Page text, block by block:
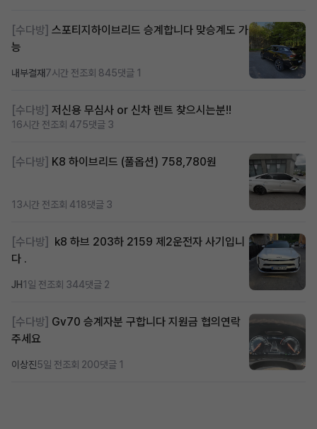
[수다방] 스포티지하이브리드 승계합니다 맞승계도 가
능
내부결재7시간 전조회 845댓글 1
[수다방] 저신용 무심사 or 신차 렌트 찾으시는분!!
16시간 전조회 475댓글 3
[수다방] K8 하이브리드 (풀옵션) 758,780원
13시간 전조회 418댓글 3
[수다방]
다 .
JH1일 전조회 344댓글 2
[수다방] Gv70 승계자분 구합니다 지원금 협의연락
주세요
이상진5일 전조회 200댓글 1